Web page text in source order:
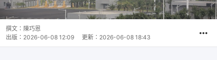
撰文： 陳巧恩
出版： 2026-06-08 12:09 更新： 2026-06-08 18:43